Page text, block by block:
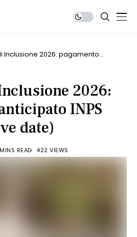
Inclusione 2026: pagamento
2026:
INPS
date)
READ 422 VIEWS